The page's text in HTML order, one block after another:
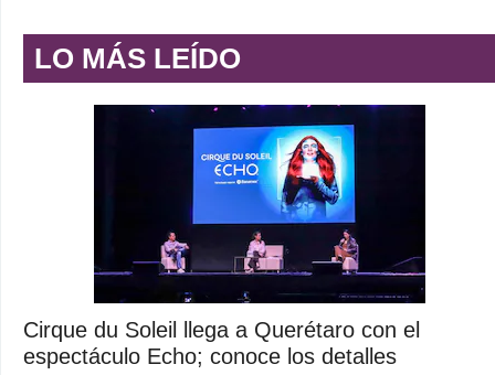
LO MÁS LEÍDO
Cirque du Soleil llega a Querétaro con el
espectáculo Echo; conoce los detalles